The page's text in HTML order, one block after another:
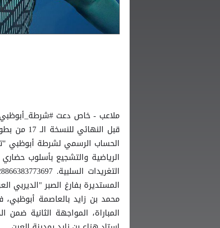
ملاعب - خاص دعت #شرطة_أبوظبي
قبل
الحساب الرسمي لشرطة أبوظبي
الرياضية والتشجيع بأسلوب
المستديرة بفارغ الصبر "الديربي
المباراة، المواجهة الثانية ضمن